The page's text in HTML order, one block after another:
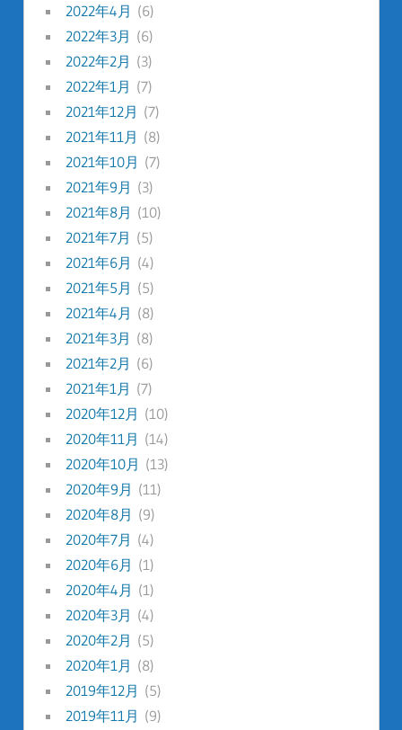
2022年4月 (6)
2022年3月 (6)
2022年2月 (3)
2022年1月 (7)
2021年12月 (7)
2021年11月 (8)
2021年10月 (7)
2021年9月 (3)
2021年8月 (10)
2021年7月 (5)
2021年6月 (4)
2021年5月 (5)
2021年4月 (8)
2021年3月 (8)
2021年2月 (6)
2021年1月 (7)
2020年12月 (10)
2020年11月 (14)
2020年10月 (13)
2020年9月 (11)
2020年8月 (9)
2020年7月 (4)
2020年6月 (1)
2020年4月 (1)
2020年3月 (4)
2020年2月 (5)
2020年1月 (8)
2019年12月 (5)
2019年11月 (9)